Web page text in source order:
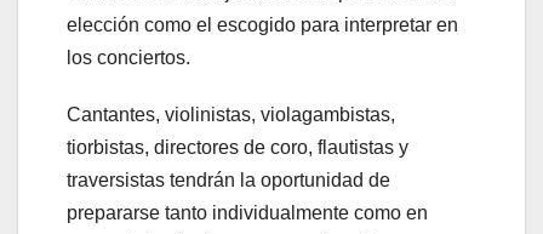
elección como el escogido para interpretar en
los conciertos.
Cantantes, violinistas, violagambistas,
tiorbistas, directores de coro, flautistas y
traversistas tendrán la oportunidad de
prepararse tanto individualmente como en